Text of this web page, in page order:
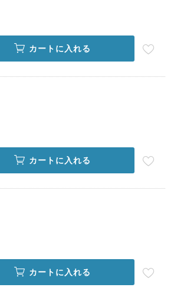
カートに入れる
カートに入れる
カートに入れる